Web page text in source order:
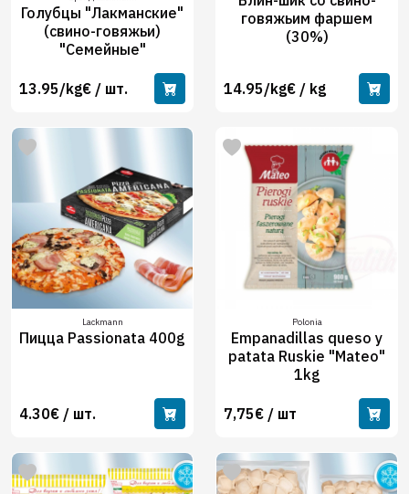
Голубцы "Лакманские"
(свино-говяжьи)
"Семейные"
13.95/kg€ / шт.
говяжьим фаршем
(30%)
14.95/kg€ / kg
Lackmann
Пицца Passionata 400g
4.30€ / шт.
Polonia
Empanadillas queso y
patata Ruskie "Mateo"
1kg
7,75€ / шт